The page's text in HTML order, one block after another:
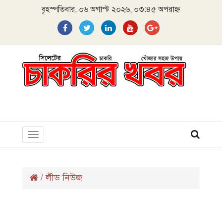
বৃহস্পতিবার, ০৬ অগাস্ট ২০২৬, ০৩:৪৫ অপরাহ্ন
Toggle
navigation
/লীড নিউজ